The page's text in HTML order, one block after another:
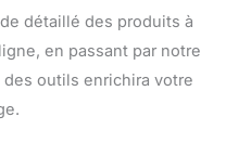
détaillé des produits à
en passant par notre
outils enrichira votre